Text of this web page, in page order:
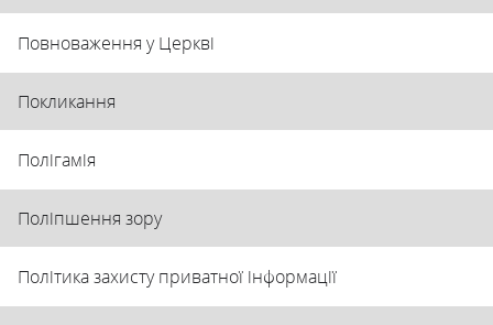
Повноваження у Церкві
Покликання
Полігамія
Поліпшення зору
Політика захисту приватної інформації